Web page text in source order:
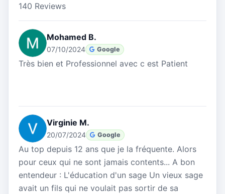
140 Reviews
Mohamed B.
07/10/2024 Google
Très bien et Professionnel avec c est Patient
Virginie M.
20/07/2024 Google
Au top depuis 12 ans que je la fréquente. Alors
pour ceux qui ne sont jamais contents... A bon
entendeur : L'éducation d'un sage Un vieux sage
avait un fils qui ne voulait pas sortir de sa